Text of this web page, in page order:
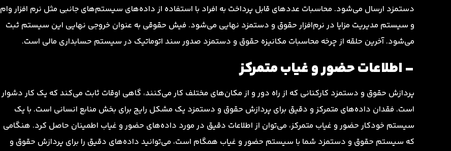
دستمزد ارسال می‌شود. محاسبات عددهای قابل پرداخت به افراد با استفاده از داده‌های سیستم‌های جانبی مثل نرم افزار وام
و سیستم مدیریت مزایا در نرم‌افزار حقوق و دستمزد نهایی می‌شود. فیش حقوقی به عنوان خروجی نهایی این سیستم ثبت
می‌شود. آخرین حلقه از چرخه محاسبات مکانیزه حقوق و دستمزد صدور سند اتوماتیک در سیستم حسابداری مالی است.
– اطلاعات حضور و غیاب متمرکز
پردازش حقوق و دستمزد کارکنانی که از راه دور و از مکان‌های مختلف کار می‌کنند، گاهی اوقات ثابت می‌کند که یک کار دشوار
است. فقدان داده‌های متمرکز و دقیق برای پردازش حقوق و دستمزد یک مشکل رایج برای بخش منابع انسانی است. با یک
سیستم خودکار حضور و غیاب متمرکز، می‌توان از اطلاعات دقیق در مورد داده‌های حضور و غیاب اطمینان حاصل کرد. هنگامی
که سیستم حقوق و دستمزد شما با سیستم حضور و غیاب همگام است، می‌توانید داده‌های دقیق را برای پردازش حقوق و